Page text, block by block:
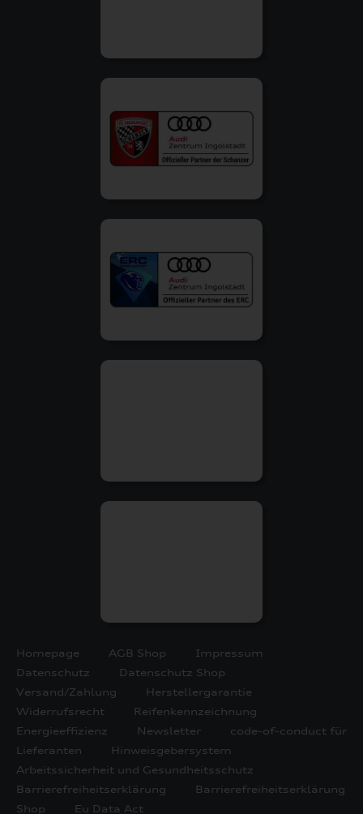
Homepage AGB Shop
Impressum
Datenschutz
Datenschutz Shop
Versand/Zahlung
Herstellergarantie
Widerrufsrecht
Reifenkennzeichnung
Energieeffizienz
Newsletter
code-of-conduct für
Lieferanten
Hinweisgebersystem
Arbeitssicherheit und Gesundheitsschutz
Barrierefreiheitserklärung
Barrierefreiheitserklärung
Shop
Eu Data Act